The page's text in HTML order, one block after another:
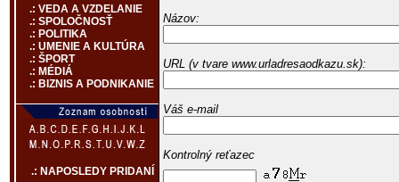
.: VEDA A VZDELANIE
.: SPOLOČNOSŤ
.: POLITIKA
.: UMENIE A KULTÚRA
.: ŠPORT
.: MÉDIÁ
.: BIZNIS A PODNIKANIE
.: NAPOSLEDY PRIDANÍ
Názov:
URL (v tvare www.urladresaodkazu.sk):
Váš e-mail
Kontrolný reťazec